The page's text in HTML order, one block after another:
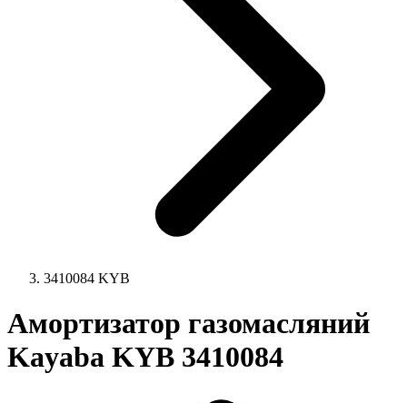
3410084 KYB
Амортизатор газомасляний
Kayaba KYB 3410084